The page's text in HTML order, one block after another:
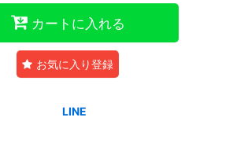
カートに入れる
お気に入り登録